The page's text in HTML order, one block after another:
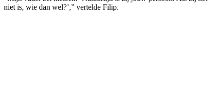
niet is, wie dan wel?’,” vertelde Filip.